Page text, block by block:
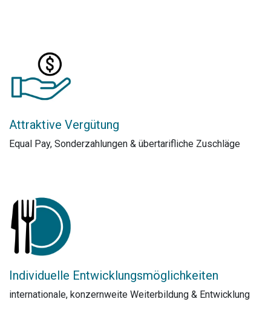
Attraktive Vergütung
Equal Pay, Sonderzahlungen & übertarifliche Zuschläge
Individuelle Entwicklungsmöglichkeiten
internationale, konzernweite Weiterbildung & Entwicklung